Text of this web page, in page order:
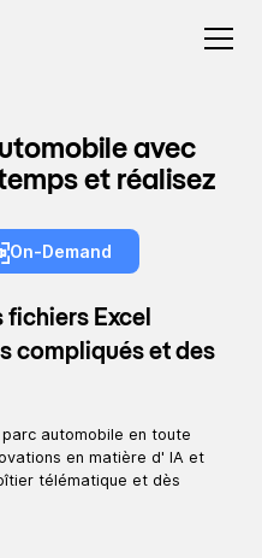
avec
et réalisez
On-Demand
fichiers Excel
compliqués et des
automobile en toute
en matière d' IA et
télématique et dès